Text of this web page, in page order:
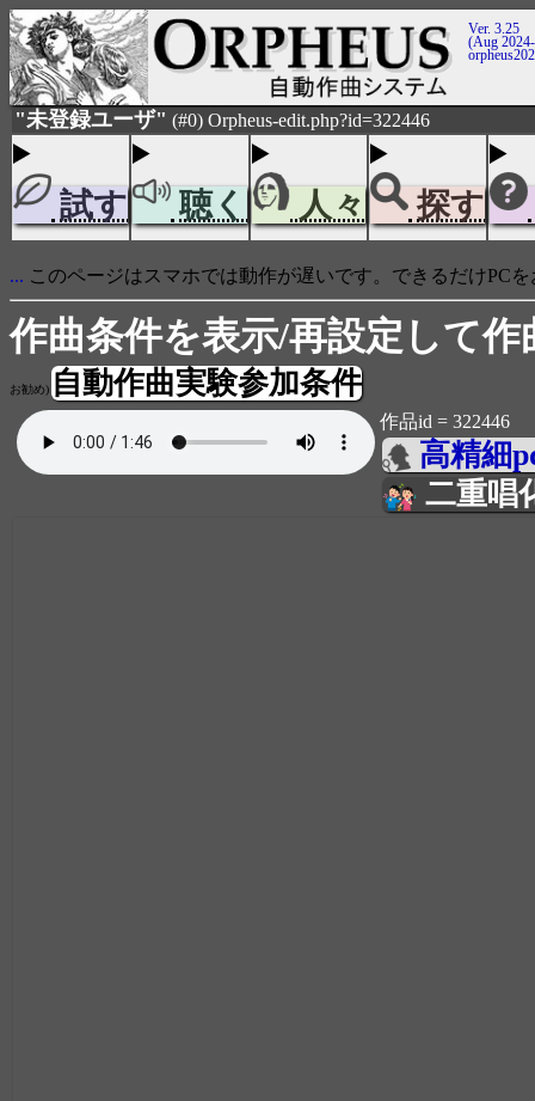
Ver. 3.25
(Aug
"未登録ユーザ" (#0) Orpheus-edit.php?id=322446
試す 聴く 人々 探す
... このページはスマホでは動作が遅いです。できるだけPC
作曲条件を表示/再設定して作
お勧め)自動作曲実験参加条件
作品id = 322446
高精細
二重唱